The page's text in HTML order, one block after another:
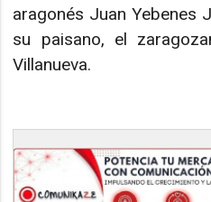
aragonés Juan Yebenes
su paisano, el
Villanueva.